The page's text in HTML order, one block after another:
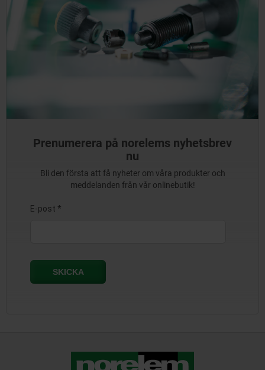
Prenumerera på norelems nyhetsbrev
nu
Bli den första att få nyheter om våra produkter och
meddelanden från vår onlinebutik!